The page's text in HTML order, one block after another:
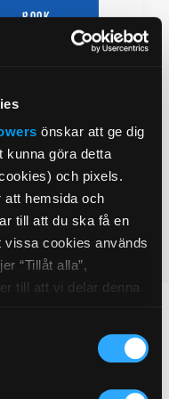
önskar att ge dig
kunna göra detta
och pixels.
att hemsida och
till att du ska få en
cookies används
“Tillåt alla”,
till att vi delar denna
innebära att dina
nej använder vi
Book
Towers, you are
shopping,
activities.